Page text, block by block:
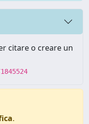
citare o creare un
.